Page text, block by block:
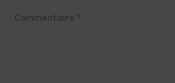
Commentaire *